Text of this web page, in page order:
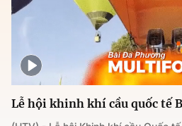
Lễ hội khinh khí cầu quốc tế